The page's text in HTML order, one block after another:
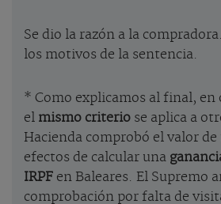
Se dio la razón a la
los motivos de la sentencia.
* Como explicamos al final, en
el mismo criterio se aplica a
Hacienda comprobó el valor
efectos de calcular una
IRPF en Baleares. El Supremo
comprobación por falta de